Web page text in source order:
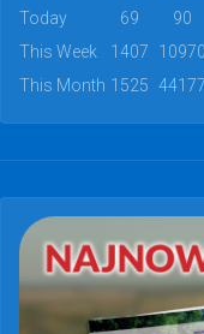
Today
69
90
This Week
1407
10970
This Month 1525 44177